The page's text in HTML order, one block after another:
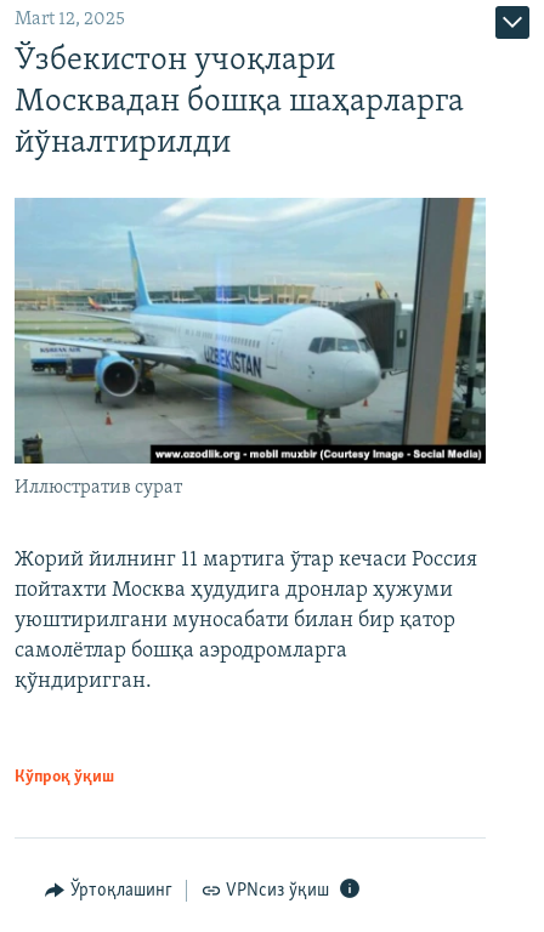
Mart 12, 2025
Ўзбекистон учоқлари
Москвадан бошқа шаҳарларга
йўналтирилди
Иллюстратив сурат
Жорий йилнинг 11 мартига ўтар кечаси Россия
пойтахти Москва ҳудудига дронлар ҳужуми
уюштирилгани муносабати билан бир қатор
самолётлар бошқа аэродромларга
қўндиригган.
Кўпроқ ўқиш
Ўртоқлашинг VPNсиз ўқиш